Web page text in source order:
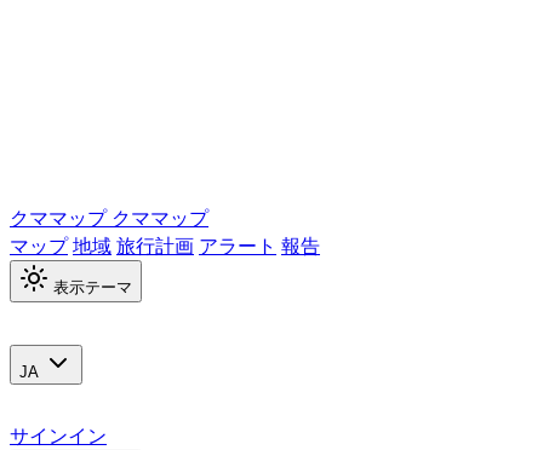
クママップ クママップ
マップ地域旅行計画 アラート 報告
表示テーマ
JA
サインイン